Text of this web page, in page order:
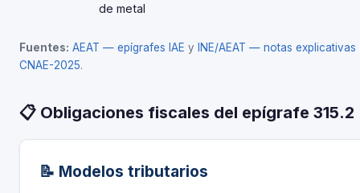
de metal
Fuentes: AEAT — epígrafes IAE y
INE/AEAT — notas explicativas
CNAE-2025.
📋 Obligaciones fiscales del epígrafe 315.2
📝 Modelos tributarios